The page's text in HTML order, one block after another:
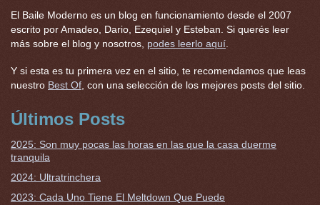
El Baile Moderno es un blog en funcionamiento desde el 2007
escrito por Amadeo, Dario, Ezequiel y Esteban. Si querés leer
más sobre el blog y nosotros, podes leerlo aquí.
Y si esta es tu primera vez en el sitio, te recomendamos que leas
nuestro Best Of, con una selección de los mejores posts del sitio.
Últimos Posts
2025: Son muy pocas las horas en las que la casa duerme
tranquila
2024: Ultratrinchera
2023: Cada Uno Tiene El Meltdown Que Puede